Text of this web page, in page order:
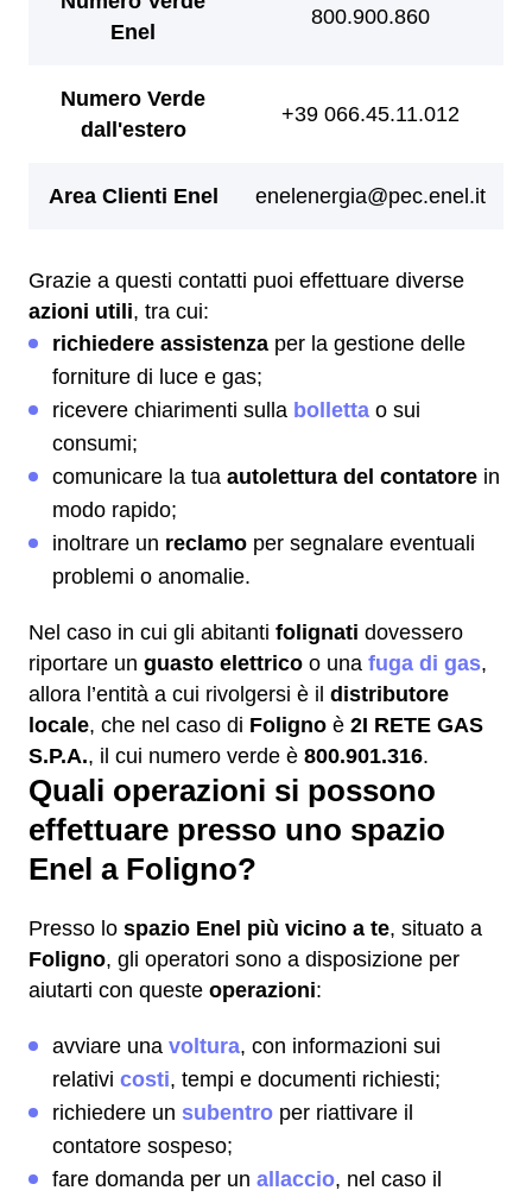
Grazie a questi contatti puoi effettuare diverse
azioni utili, tra cui:
richiedere assistenza per la gestione delle
forniture di luce e gas;
ricevere chiarimenti sulla bolletta o sui
consumi;
comunicare la tua autolettura del contatore in
modo rapido;
inoltrare un reclamo per segnalare eventuali
problemi o anomalie.
Nel caso in cui gli abitanti folignati dovessero
riportare un guasto elettrico o una fuga di gas,
allora l’entità a cui rivolgersi è il distributore
locale, che nel caso di Foligno è 2I RETE GAS
S.P.A., il cui numero verde è 800.901.316.
Quali operazioni si possono
effettuare presso uno spazio
Enel a Foligno?
Presso lo spazio Enel più vicino a te, situato a
Foligno, gli operatori sono a disposizione per
aiutarti con queste operazioni:
avviare una voltura, con informazioni sui
relativi costi, tempi e documenti richiesti;
richiedere un subentro per riattivare il
contatore sospeso;
fare domanda per un allaccio, nel caso il